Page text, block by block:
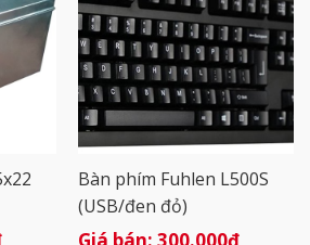
Bàn phím Fuhlen L500S
(USB/đen đỏ)